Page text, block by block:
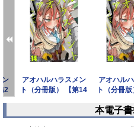
そこで大上が目にしたのは、同
のオナ…いや、おし…っこ…？
咄嗟に身を隠した大上だったが
かれてしまう。
案する――。
ン
2
アオハルハラスメン
ト（分冊版） 【第14
アオハル
ト（分冊
prev
本電子